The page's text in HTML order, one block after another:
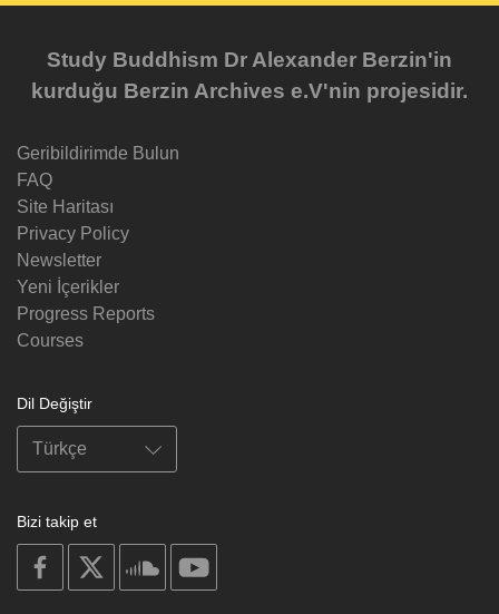
Study Buddhism Dr Alexander Berzin'in
kurduğu Berzin Archives e.V'nin projesidir.
Geribildirimde Bulun
FAQ
Site Haritası
Privacy Policy
Newsletter
Yeni İçerikler
Progress Reports
Courses
Dil Değiştir
Bizi takip et
on
facebook
soundcloud